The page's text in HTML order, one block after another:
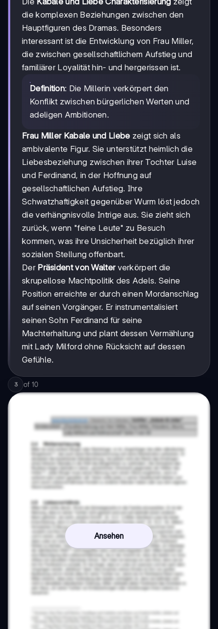
die komplexen Beziehungen zwischen den
Hauptfiguren des Dramas. Besonders
interessant ist die Entwicklung von Frau Miller,
die zwischen gesellschaftlichem Aufstieg und
familiärer Loyalität hin- und hergerissen ist.
Definition: Die Millerin verkörpert den
Konflikt zwischen bürgerlichen Werten und
adeligen Ambitionen.
Frau Miller Kabale und Liebe zeigt sich als
ambivalente Figur. Sie unterstützt heimlich die
Liebesbeziehung zwischen ihrer Tochter Luise
und Ferdinand, in der Hoffnung auf
gesellschaftlichen Aufstieg. Ihre
Schwatzhaftigkeit gegenüber Wurm löst jedoch
die verhängnisvolle Intrige aus. Sie zieht sich
zurück, wenn "feine Leute" zu Besuch
kommen, was ihre Unsicherheit bezüglich ihrer
sozialen Stellung offenbart.
Der Präsident von Walterverkörpert die
skrupellose Machtpolitik des Adels. Seine
Position erreichte er durch einen Mordanschlag
auf seinen Vorgänger. Er instrumentalisiert
seinen Sohn Ferdinand für seine
Machterhaltung und plant dessen Vermählung
mit Lady Milford ohne Rücksicht auf dessen
Gefühle.
3 of 10
Ansehen